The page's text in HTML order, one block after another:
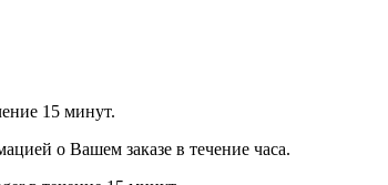
15 минут.
о Вашем заказе в течение часа.